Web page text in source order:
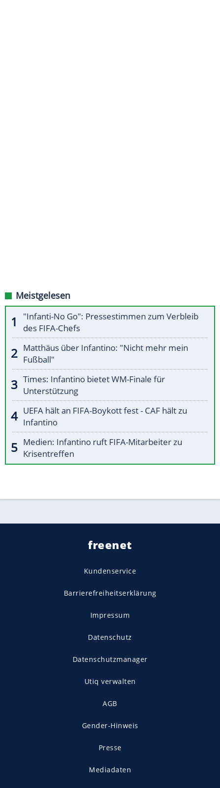
Meistgelesen
"Infanti-No Go": Pressestimmen zum Verbleib
des FIFA-Chefs
Matthäus über Infantino: "Nicht mehr mein
Fußball"
Times: Infantino bietet WM-Finale für
Unterstützung
UEFA hält an FIFA-Boykott fest - CAF hält zu
Infantino
Medien: Infantino ruft FIFA-Mitarbeiter zu
Krisentreffen
freenet
Kundenservice
Barrierefreiheitserklärung
Impressum
Datenschutz
Datenschutzmanager
Utiq verwalten
AGB
Gender-Hinweis
Presse
Mediadaten